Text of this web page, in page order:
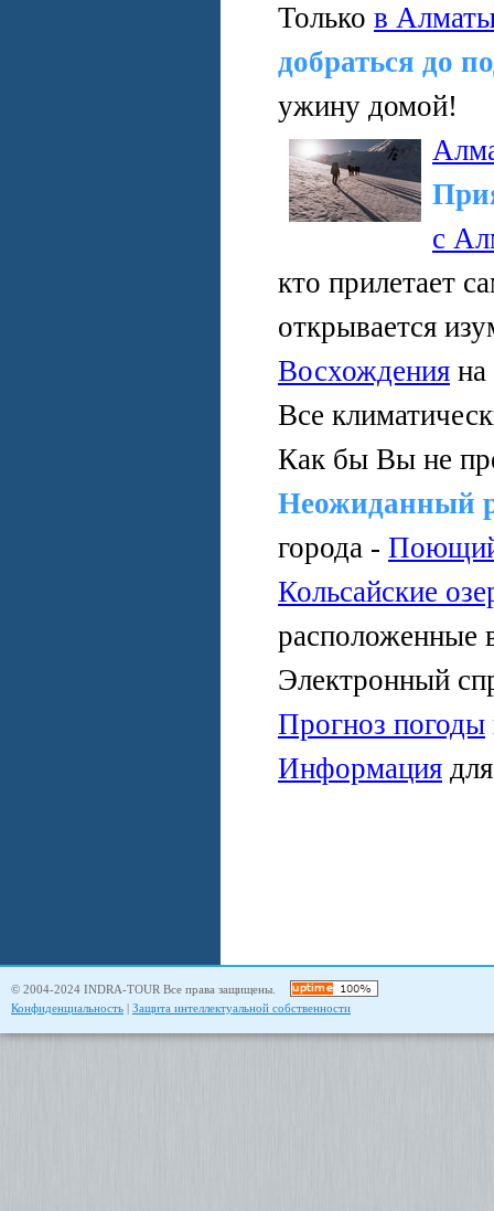
Только в
добраться до
ужину домой!
с
кто прилетает
открывается
Восхождения
Все
Как бы Вы не
Неожиданный
города -
Кольсайские
расположенные
Электронный
Прогноз погоды
Информация
© 2004-2024 INDRA-TOUR Все права защищены.
Конфиденциальность | Защита интеллектуальной собственности